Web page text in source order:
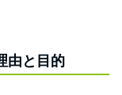
由と目的